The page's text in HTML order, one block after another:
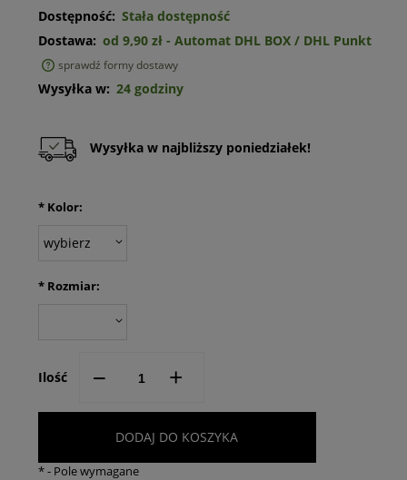
Dostępność: Stała dostępność
Dostawa: od 9,90 zł - Automat DHL BOX / DHL Punkt
sprawdź formy dostawy
Wysyłka w: 24 godziny
Wysyłka w najbliższy poniedziałek!
*Kolor:
*Rozmiar:
Ilość -- +
DODAJ DO KOSZYKA
*- Pole wymagane